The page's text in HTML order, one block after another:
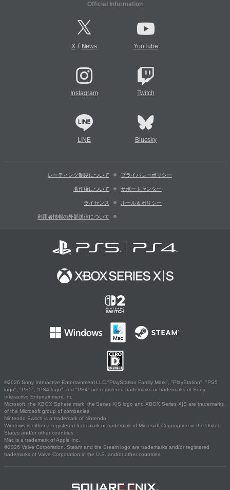
Official Information
X/ News YouTube
Instagram Twitch
LINE Bluesky
レーティング制度について プライバシーポリシー
著作権について サポートセンター
ライセンス ルール＆ポリシー
利用者情報の外部送信について
©2026 Sony Interactive Entertainment LLC."PlayStation Family Mark", "PlayStation", "PS5
logo", "PS5", "PS4 logo" and "PS4" are registered trademarks or trademarks of Sony
Interactive Entertainment Inc.
Microsoft, the XBOX Sphere mark, the Series X|S logo and XBOX Series X|S are trademarks
of the Microsoft group of companies.
Nintendo Switch is a trademark of Nintendo.
Windows is either a registered trademark or trademark of Microsoft Corporation in the United
States and/or other countries.
Mac is a trademark of Apple Inc.
©2026 Valve Corporation. Steam and the Steam logo are trademarks and/or registered
trademarks of Valve Corporation in the U.S. and/or other countries.